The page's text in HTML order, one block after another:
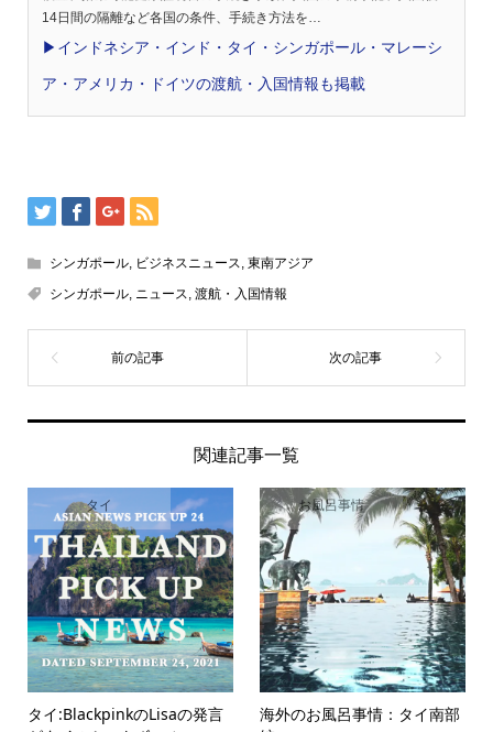
14日間の隔離など各国の条件、手続き方法を…
▶︎インドネシア・インド・タイ・シンガポール・マレーシ
ア・アメリカ・ドイツの渡航・入国情報も掲載
シンガポール, ビジネスニュース 東南アジア
シンガポール, ニュース 渡航・入国情報
関連記事一覧
タイ
タイ:BlackpinkのLisaの発言
お風呂事情
海外のお風呂事情：タイ南部